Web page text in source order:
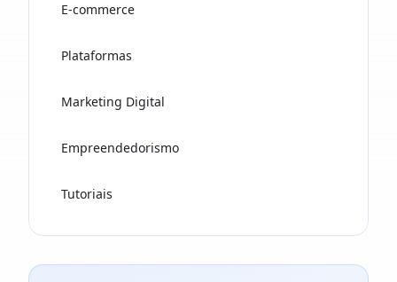
E-commerce
Plataformas
Marketing Digital
Empreendedorismo
Tutoriais